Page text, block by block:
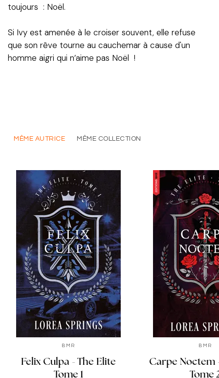
toujours : Noël.
Si Ivy est amenée à le croiser souvent, elle refuse
que son rêve tourne au cauchemar à cause d'un
homme aigri qui n’aime pas Noël !
MÊME AUTRICE MÊME COLLECTION
BMR
Felix Culpa - The Elite
Tome 1
BMR
Carpe Noctem
Tome